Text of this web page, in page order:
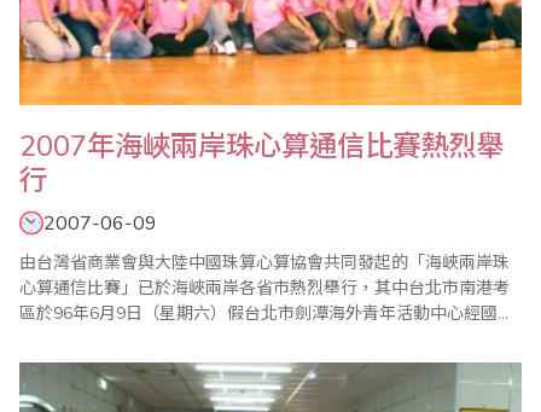
2007年海峽兩岸珠心算通信比賽熱烈舉
行
2007-06-09
由台灣省商業會與大陸中國珠算心算協會共同發起的「海峽兩岸珠
心算通信比賽」已於海峽兩岸各省市熱烈舉行，其中台北市南港考
區於96年6月9日（星期六）假台北市劍潭海外青年活動中心經國廳
幫忙之下大會圓滿成功。 比賽共分為心算及同分加賽二個項目，並
分成幼稚園組、一年級組至六年級組共7個組別，分組相亙較勁。這